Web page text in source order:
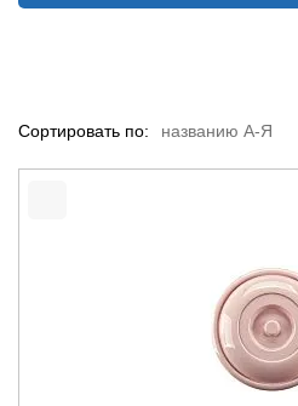
Сортировать по: названию А-Я